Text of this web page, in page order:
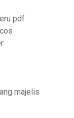
pdf
majelis